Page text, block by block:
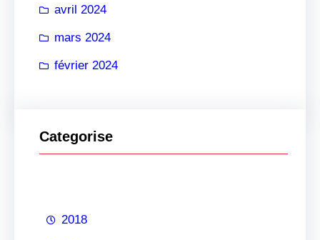
avril 2024
mars 2024
février 2024
Categorise
2018